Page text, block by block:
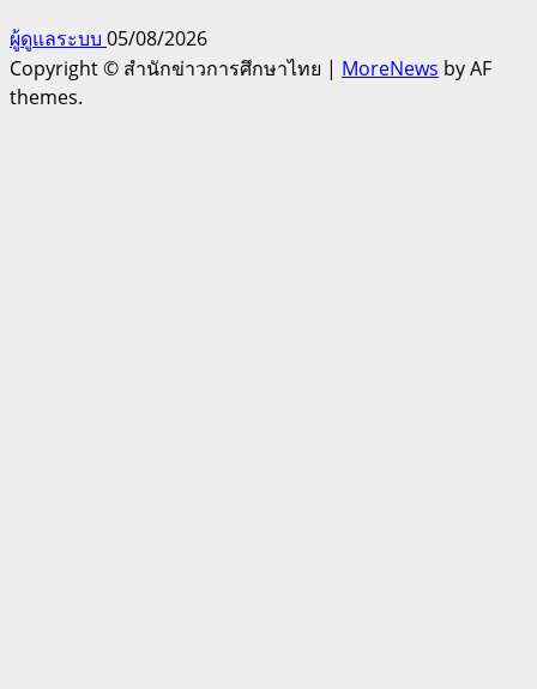
ผู้ดูแลระบบ 05/08/2026
Copyright © สำนักข่าวการศึกษาไทย | MoreNews by AF
themes.